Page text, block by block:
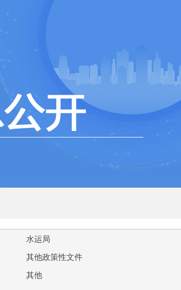
水运局
其他政策性文件
其他